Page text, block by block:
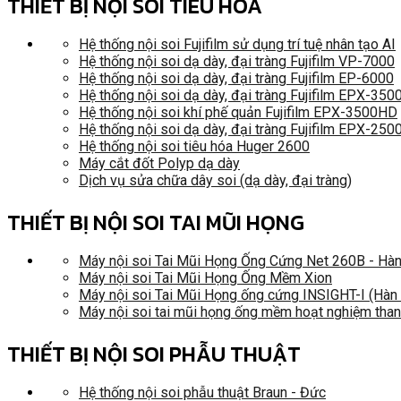
Hệ thống nội soi Fujifilm sử dụng trí tuệ nhân tạo AI
Hệ thống nội soi dạ dày, đại tràng Fujifilm VP-7000
Hệ thống nội soi dạ dày, đại tràng Fujifilm EP-6000
Hệ thống nội soi dạ dày, đại tràng Fujifilm EPX-
Hệ thống nội soi khí phế quản Fujifilm EPX-3500HD
Hệ thống nội soi dạ dày, đại tràng Fujifilm EPX-
Hệ thống nội soi tiêu hóa Huger 2600
Máy cắt đốt Polyp dạ dày
Dịch vụ sửa chữa dây soi (dạ dày, đại tràng)
THIẾT BỊ NỘI SOI TAI MŨI HỌNG
Máy nội soi Tai Mũi Họng Ống Cứng Net 260B -
Máy nội soi Tai Mũi Họng Ống Mềm Xion
Máy nội soi Tai Mũi Họng ống cứng INSIGHT-I (Hàn
Máy nội soi tai mũi họng ống mềm hoạt nghiệm
THIẾT BỊ NỘI SOI PHẪU THUẬT
Hệ thống nội soi phẫu thuật Braun - Đức